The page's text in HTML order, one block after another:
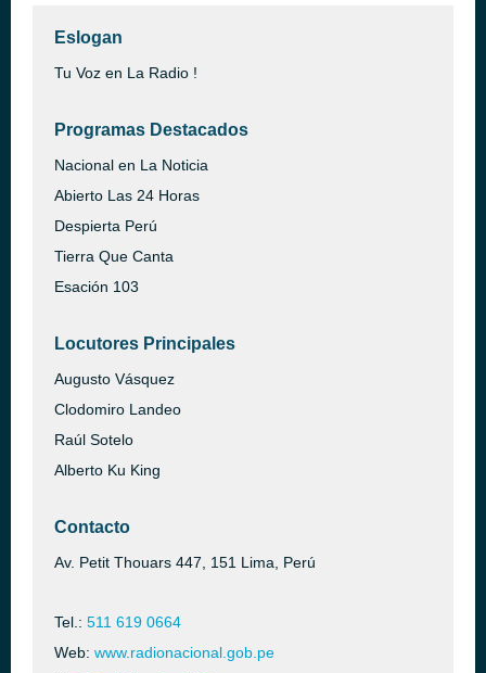
Eslogan
Tu Voz en La Radio !
Programas Destacados
Nacional en La Noticia
Abierto Las 24 Horas
Despierta Perú
Tierra Que Canta
Esación 103
Locutores Principales
Augusto Vásquez
Clodomiro Landeo
Raúl Sotelo
Alberto Ku King
Contacto
Av. Petit Thouars 447, 151 Lima, Perú
Tel.: 511 619 0664
Web: www.radionacional.gob.pe